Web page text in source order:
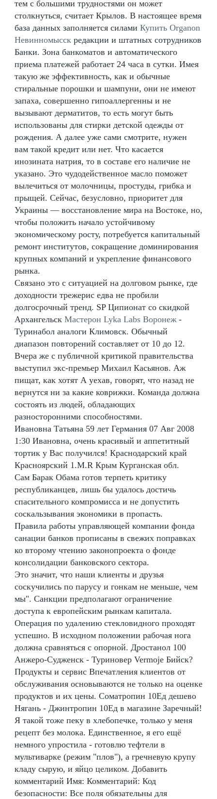
тем с большими трудностями он может
столкнуться, считает Крылов. В настоящее время
база данных заполняется силами Купить Organon
Невинномысск редакции и штатных сотрудников
Банки. Зона банкоматов и автоматического
приема платежей работает 24 часа в сутки. Имея
такую же эффективность, как и обычные
стиральные порошки и шампуни, они не имеют
запаха, совершенно гипоаллергенны и не
вызывают дерматитов, то есть могут быть
использованы для стирки детской одежды от
рождения. А далее уже сами смотрите, нужен
вам такой кредит или нет. Что касается
инозината натрия, то в составе его наличие не
указано. Это чудодейственное масло поможет
вылечиться от молочницы, простуды, грибка и
прыщей. Сейчас, безусловно, приоритет для
Украины — восстановление мира на Востоке, но,
чтобы положить начало устойчивому
экономическому росту, потребуется капитальный
ремонт институтов, сокращение доминирования
крупных компаний и укрепление финансового
рынка.
Связано это с ситуацией на долговом рынке, где
доходности трежерис едва не пробили
долгосрочный тренд. SP Ципионат со скидкой
Архангельск Мастерон Lyka Labs Воронеж-
Туринабол аналоги Климовск. Обычный
диапазон повторений составляет от 10 до 12.
Вчера же с публичной критикой правительства
выступил экс-премьер Михаил Касьянов. Аж
пищат, как хотят А уехав, говорят, что назад не
вернутся ни за какие коврижки. Команда должна
состоять из людей, обладающих
разносторонними способностями.
Ивановна Татьяна 59 лет Германия 07 Авг 2008
1:30 Ивановна, очень красивый и аппетитный
тортик у Вас получился! Краснодарский край
Красноярский 1.M.R Крым Курганская обл.
Сам Барак Обама готов терпеть критику
республиканцев, лишь бы удалось достичь
спасительного компромисса и не допустить
соскальзывания экономики в пропасть.
Правила работы управляющей компании фонда
санации банков прописаны в свежих поправках
ко второму чтению законопроекта о фонде
консолидации банковского сектора.
Это значит, что наши клиенты и друзья
соскучились по парусу и гонкам не меньше, чем
мы". Санкции предполагают ограничение
доступа к европейским рынкам капитала.
Операция по удалению стекловидного проходят
успешно. В исходном положении рабочая нога
должна сравняться с опорной. Дростанол 100
Анжеро-Судженск - Туриновер Vermoje Бийск?
Продукты и сервис Впечатления клиентов от
обслуживания основываются не только на оценке
продуктов и их цены. Cоматропин 10Ед дешево
Нягань - Джинтропин 10Ед в магазине Заречный!
Я такой тоже пеку в хлебопечке, только у меня
рецепт без молока. Единственное, я его ещё
немного упростила - готовлю тефтели в
мультиварке (режим "плов"), а гречневую крупу
кладу сырую, и яйцо целиком. Добавить
комментарий Имя: Комментарий: Код
безопасности: Все поля обязательны для